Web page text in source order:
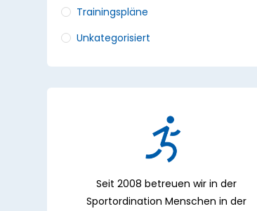
Trainingspläne
Unkategorisiert
Seit 2008 betreuen wir in der
Sportordination Menschen in der